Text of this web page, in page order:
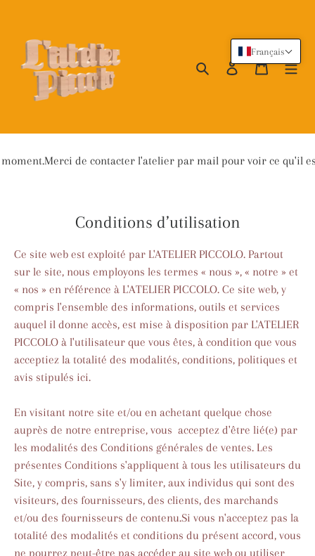
contenu
Rechercher
Se connecter
Panier
l'atelier par mail pour voir ce qu'il est possible de faire.
Conditions d’utilisation
Ce site web est exploité par L'ATELIER PICCOLO. Partout
sur le site, nous employons les termes « nous », « notre » et
« nos » en référence à L'ATELIER PICCOLO. Ce site web, y
compris l'ensemble des informations, outils et services
auquel il donne accès, est mise à disposition par L'ATELIER
PICCOLO à l'utilisateur que vous êtes, à condition que vous
acceptiez la totalité des modalités, conditions, politiques et
avis stipulés ici.
En visitant notre site et/ou en achetant quelque chose
auprès de notre entreprise, vous acceptez d'être lié(e) par
les modalités des Conditions générales de ventes. Les
présentes Conditions s'appliquent à tous les utilisateurs du
Site, y compris, sans s'y limiter, aux individus qui sont des
visiteurs, des fournisseurs, des clients, des marchands
et/ou des fournisseurs de contenu.Si vous n'acceptez pas la
totalité des modalités et conditions du présent accord, vous
ne pourrez peut-être pas accéder au site web ou utiliser
Français